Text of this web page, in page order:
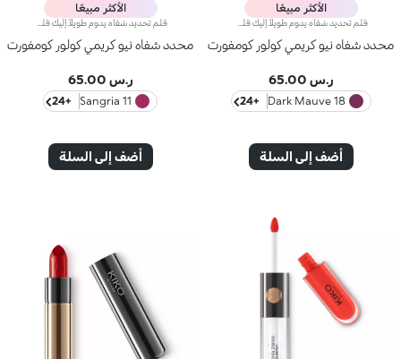
الأكثر مبيعًا
محدد شفاه نيو كريمي كولور كومفورت
ر.س 65.00
18 Dark Mauve
+24
أضف إلى السلة
الأكثر مبيعًا
محدد شفاه نيو كريمي كولور كومفورت
ر.س 65.00
11 Sangria
+24
أضف إلى السلة